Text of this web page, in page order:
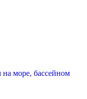
на море, бассейном